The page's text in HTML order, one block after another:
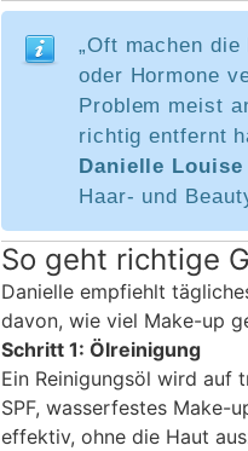
„Oft machen
oder Hormone
Problem meist
richtig entfernt
Danielle Louise
Haar- und
So geht richtige
Danielle empfiehlt
davon, wie viel Make-up
Schritt 1: Ölreinigung
Ein Reinigungsöl wird auf
SPF, wasserfestes Make-
effektiv, ohne die Haut